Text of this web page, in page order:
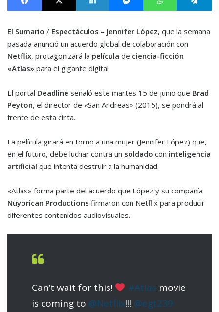
El Sumario / Espectáculos – Jennifer López, que la semana
pasada anunció un acuerdo global de colaboración con
Netflix, protagonizará la película de ciencia-ficción
«Atlas» para el gigante digital.
El portal Deadline señaló este martes 15 de junio que Brad
Peyton, el director de «San Andreas» (2015), se pondrá al
frente de esta cinta.
La película girará en torno a una mujer (Jennifer López) que,
en el futuro, debe luchar contra un soldado con inteligencia
artificial que intenta destruir a la humanidad.
«Atlas» forma parte del acuerdo que López y su compañía
Nuyorican Productions firmaron con Netflix para producir
diferentes contenidos audiovisuales.
Can’t wait for this! #Atlas movie
is coming to @Netflix!!! @egt239